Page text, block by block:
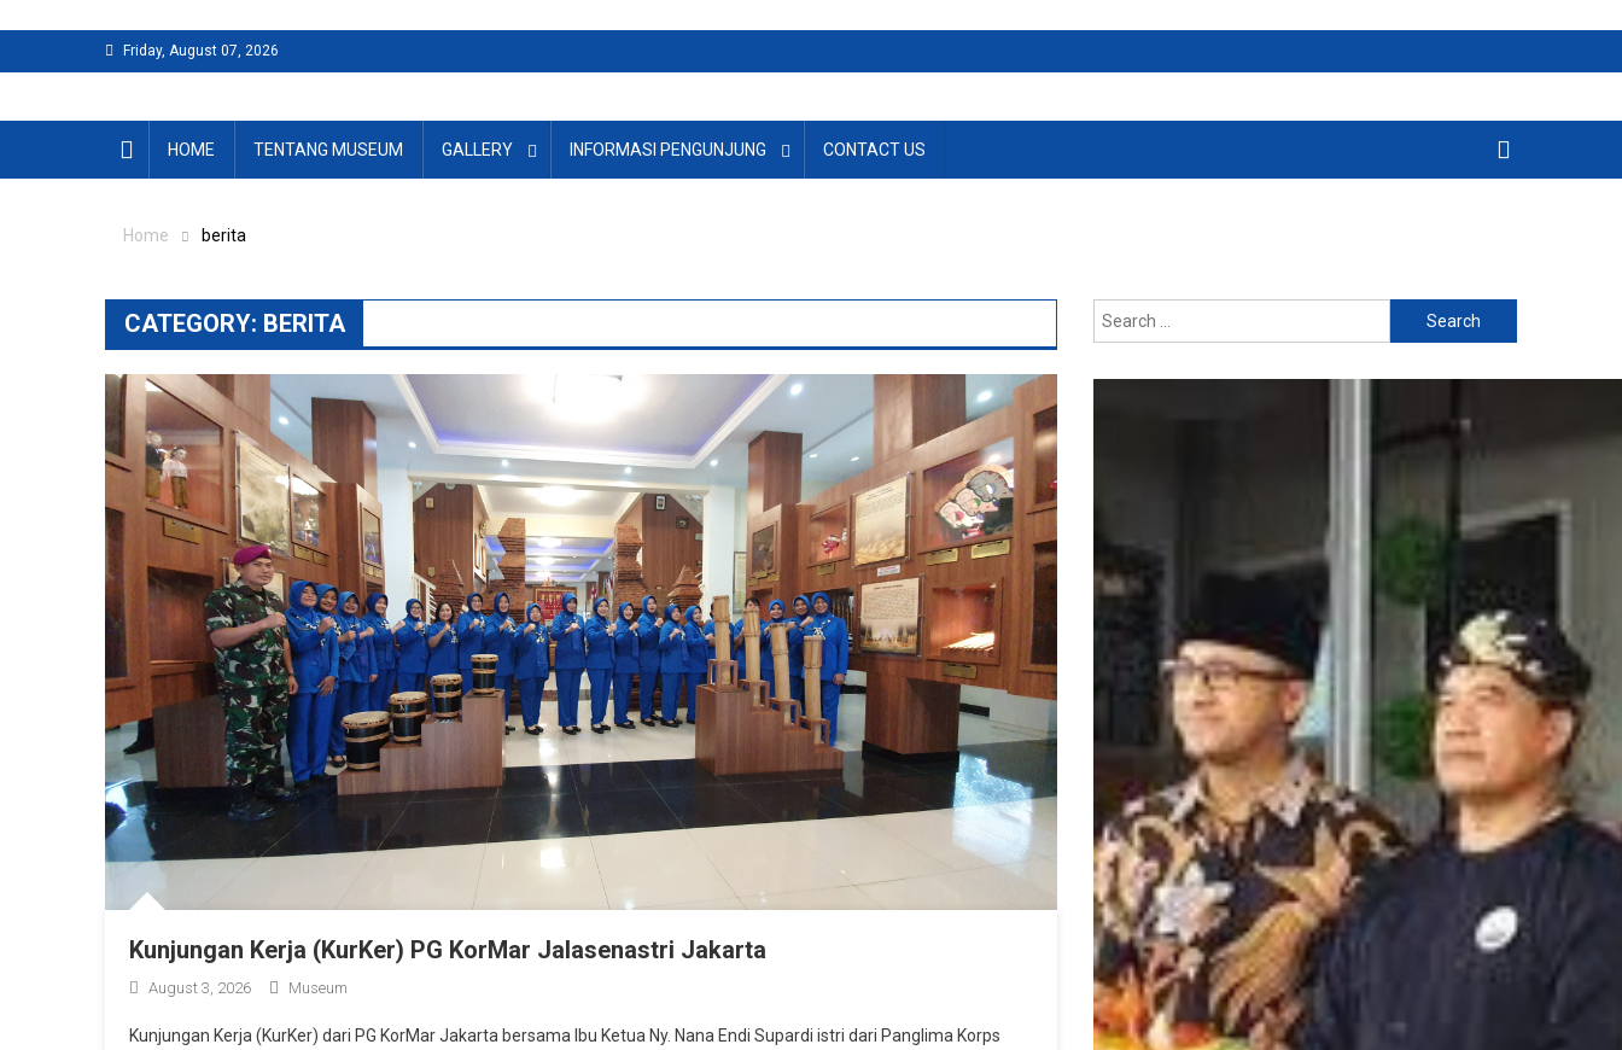
content
Friday, August 07, 2026
HOME TENTANG MUSEUM GALLERY INFORMASI PENGUNJUNG CONTACT US
Home berita
CATEGORY: BERITA
Kunjungan Kerja (KurKer) PG KorMar Jalasenastri Jakarta
August 3, 2026 Museum
Kunjungan Kerja (KurKer) dari PG KorMar Jakarta bersama Ibu Ketua Ny. Nana Endi Supardi istri dari Panglima Korps
Search
for: